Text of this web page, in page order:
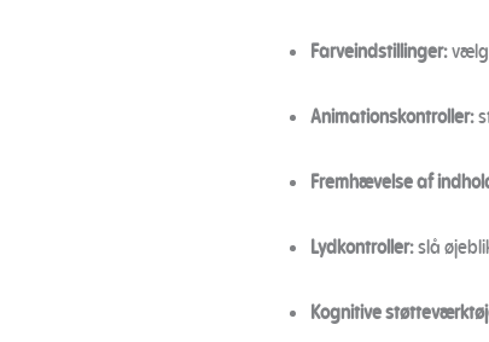
Farveindstillinger:vælg
Animationskontroller:
Fremhævelse af
Lydkontroller:slå
Kognitive